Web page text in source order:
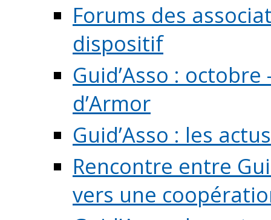
Forums des
dispositif
Guid’Asso :
d’Armor
Guid’Asso : les
Rencontre entre
vers une